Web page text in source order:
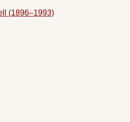
(1896–1993)